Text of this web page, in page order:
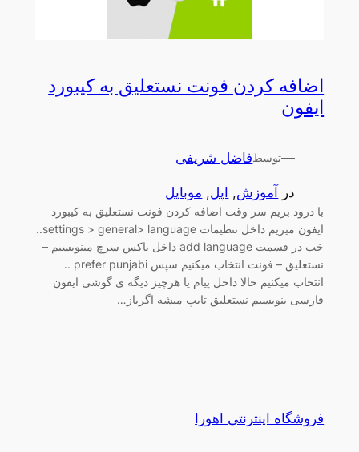
اضافه کردن فونت نستعلیق به کیبورد
ایفون
—توسطفاضل شریفی
در آموزش, اپل, موبایل
با درود بریم سر وقت اضافه کردن فونت نستعلیق به کیبورد
ایفون میریم داخل تنظیمات settings > general> language..
خب در قسمت add language داخل باکس سرچ مینویسیم –
نستعلیق – فونت انتخاب میکنیم سپس prefer punjabi ..
انتخاب میکنیم حالا داخل پیام یا هرچیز دیگه ی گوشی ایفون
فارسی بنویسیم نستعلیق تایپ میشه اگرباز…
فروشگاه اینترنتی اهورا